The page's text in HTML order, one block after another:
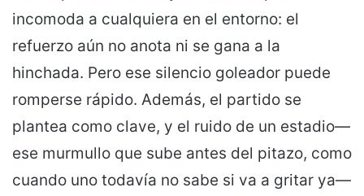
incomoda a cualquiera en el entorno: el
refuerzo aún no anota ni se gana a la
hinchada. Pero ese silencio goleador puede
romperse rápido. Además, el partido se
plantea como clave, y el ruido de un estadio—
ese murmullo que sube antes del pitazo, como
cuando uno todavía no sabe si va a gritar ya—